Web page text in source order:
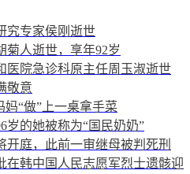
究专家侯刚逝世
菊人逝世，享年92岁
医院急诊科原主任周玉淑逝世
敬意
妈“做”上一桌拿手菜
岁的她被称为“国民奶奶”
开庭，此前一审继母被判死刑
韩中国人民志愿军烈士遗骸迎